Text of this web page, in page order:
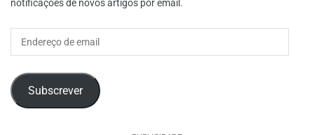
notificações de novos artigos por email.
Subscrever